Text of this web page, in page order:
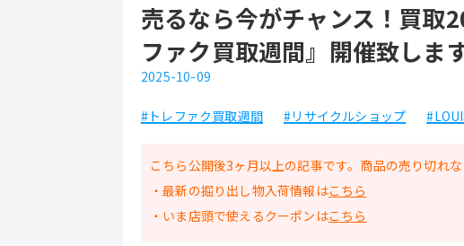
売るなら今がチャンス！買取
ファク買取週間』開催致しま
2025-10-09
#トレファク買取週間 #リサイクルショップ
こちら公開後3ヶ月以上の記事です。商品の売り切れ
・最新の掘り出し物入荷情報はこちら
・いま店頭で使えるクーポンはこちら